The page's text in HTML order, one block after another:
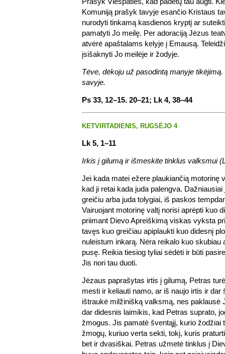
Komuniją prašyk tavyje esančio Kristaus
nurodyti tinkamą kasdienos kryptį ar
pamatyti Jo meilę. Per adoraciją Jėzus
atvėrė apaštalams kelyje į Emausą.
įsišaknyti Jo meilėje ir žodyje.
Tėve, dėkoju už pasodintą manyje
savyje.
Ps 33, 12–15. 20–21; Lk 4, 38–44
KETVIRTADIENIS, RUGSĖJO 4
Lk 5, 1–11
Irkis į gilumą ir išmeskite tinklus valksmui
Jei kada matei ežere plaukiančią motorinę
kad ji retai kada juda palengva.
greičiu arba juda tolygiai, iš paskos
Vairuojant motorinę valtį norisi aprėpti kuo
priimant Dievo Apreiškimą viskas vyksta
tavęs kuo greičiau apiplaukti kuo didesnį
nuleistum inkarą. Nėra reikalo kuo skubiau
pusę. Reikia tiesiog tyliai sėdėti ir būti
Jis nori tau duoti.
Jėzaus paprašytas irtis į gilumą, Petras
mesti ir keliauti namo, ar iš naujo irtis ir dar
ištraukė milžinišką valksmą, nes paklausė
dar didesnis laimikis, kad Petras suprato,
žmogus. Jis pamatė šventąjį, kurio žodžiai
žmogų, kuriuo verta sekti, tokį, kuris
bet ir dvasiškai. Petras užmetė tinklus į